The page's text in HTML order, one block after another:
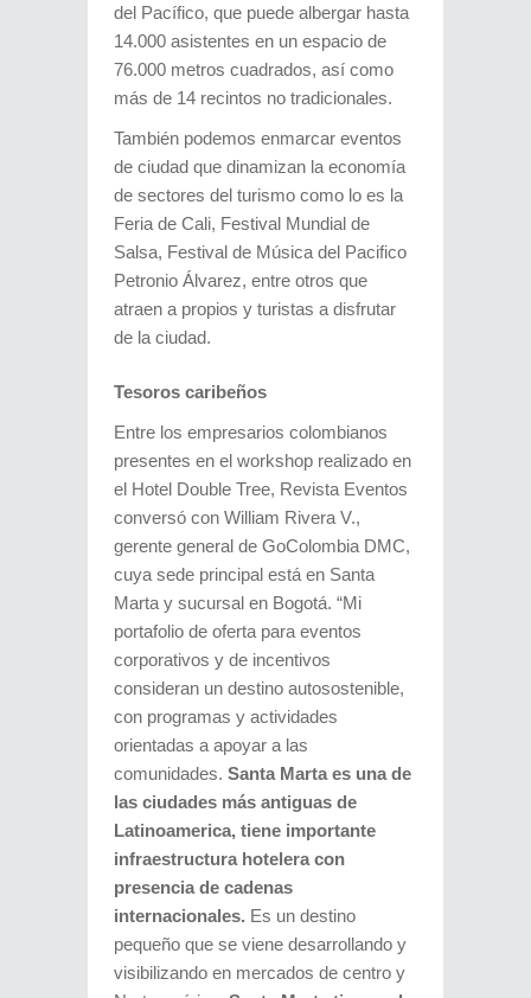
del Pacífico, que puede albergar hasta
14.000 asistentes en un espacio de
76.000 metros cuadrados, así como
más de 14 recintos no tradicionales.
También podemos enmarcar eventos
de ciudad que dinamizan la economía
de sectores del turismo como lo es la
Feria de Cali, Festival Mundial de
Salsa, Festival de Música del Pacifico
Petronio Álvarez, entre otros que
atraen a propios y turistas a disfrutar
de la ciudad.
Tesoros caribeños
Entre los empresarios colombianos
presentes en el workshop realizado en
el Hotel Double Tree, Revista Eventos
conversó con William Rivera V.,
gerente general de GoColombia DMC,
cuya sede principal está en Santa
Marta y sucursal en Bogotá. “Mi
portafolio de oferta para eventos
corporativos y de incentivos
consideran un destino autosostenible,
con programas y actividades
orientadas a apoyar a las
comunidades. Santa Marta es una de
las ciudades más antiguas de
Latinoamerica, tiene importante
infraestructura hotelera con
presencia de cadenas
internacionales. Es un destino
pequeño que se viene desarrollando y
visibilizando en mercados de centro y